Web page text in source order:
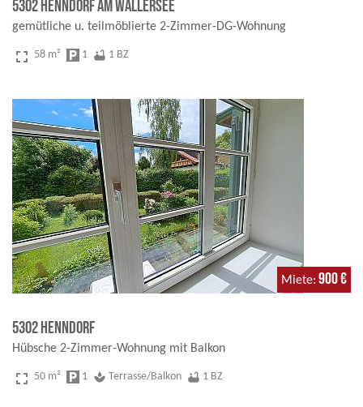
5302 Henndorf am Wallersee
gemütliche u. teilmöblierte 2-Zimmer-DG-Wohnung
fullscreen 58 m² local_parking 1 bathtub 1 BZ
Miete 900 €
5302 Henndorf
Hübsche 2-Zimmer-Wohnung mit Balkon
fullscreen 50 m² local_parking 1 spa Terrasse/Balkon bathtub 1 BZ